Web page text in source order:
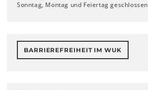
Sonntag, Montag und Feiertag geschlossen
BARRIEREFREIHEIT IM WUK